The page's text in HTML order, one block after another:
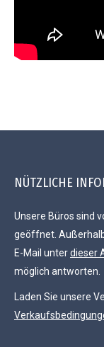
NÜTZLICHE
Unsere Büros sind
geöffnet.
E-Mail unterdieser
möglich antworten.
Laden Sie unsere